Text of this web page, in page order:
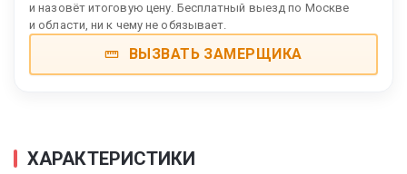
и назовёт итоговую цену. Бесплатный выезд по Москве
и области, ни к чему не обязывает.
ВЫЗВАТЬ ЗАМЕРЩИКА
ХАРАКТЕРИСТИКИ